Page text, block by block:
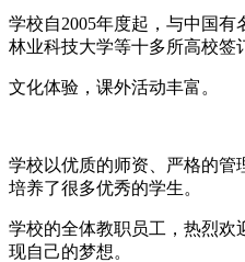
学校自2005年度起，与中国
林业科技大学等十多所高校签
文化体验，课外活动丰富。
学校以优质的师资、严格的管
培养了很多优秀的学生。
学校的全体教职员工，热烈欢
现自己的梦想。